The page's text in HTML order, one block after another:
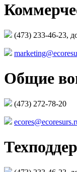
(473) 233-46-23,
Общие
(473) 272-78-20